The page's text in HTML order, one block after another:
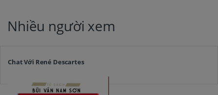
Nhiều người xem
Chat Với René Descartes